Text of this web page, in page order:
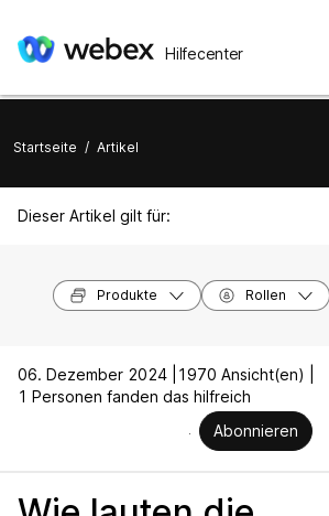
Hilfecenter
Startseite / Artikel
Dieser Artikel gilt für:
Produkte Rollen
06. Dezember 2024 |
1970 Ansicht(en) |
1 Personen fanden das hilfreich
Abonnieren